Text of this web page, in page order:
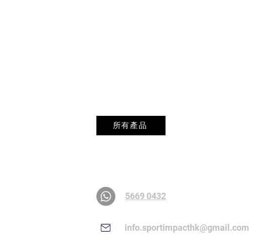
所有產品
5669 0432
info.sportimpacthk@gmail.com